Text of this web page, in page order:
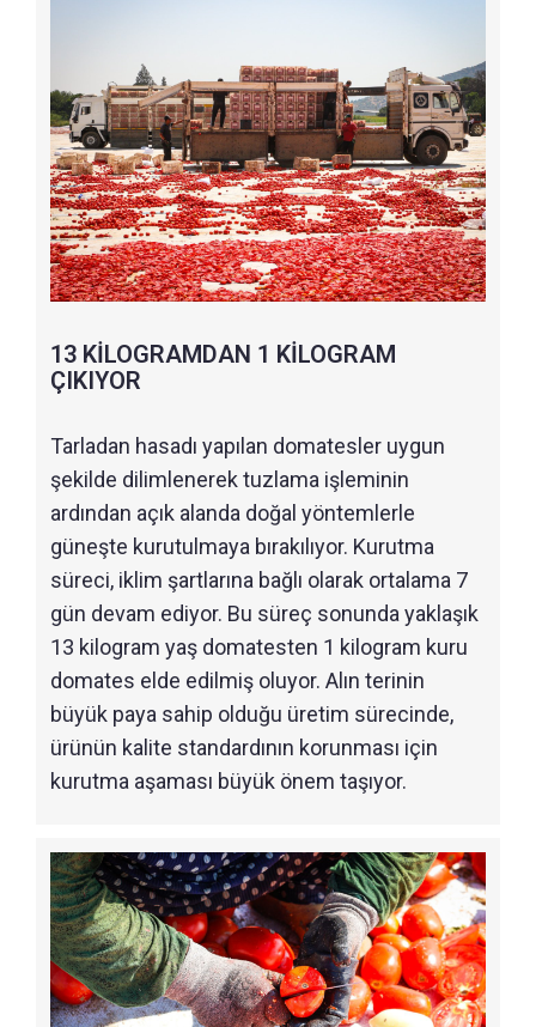
13 KİLOGRAMDAN 1 KİLOGRAM
ÇIKIYOR
Tarladan hasadı yapılan domatesler uygun
şekilde dilimlenerek tuzlama işleminin
ardından açık alanda doğal yöntemlerle
güneşte kurutulmaya bırakılıyor. Kurutma
süreci, iklim şartlarına bağlı olarak ortalama 7
gün devam ediyor. Bu süreç sonunda yaklaşık
13 kilogram yaş domatesten 1 kilogram kuru
domates elde edilmiş oluyor. Alın terinin
büyük paya sahip olduğu üretim sürecinde,
ürünün kalite standardının korunması için
kurutma aşaması büyük önem taşıyor.